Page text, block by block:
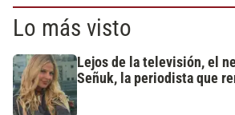
Lo más visto
Lejos de la televisión, el
Señuk, la periodista que